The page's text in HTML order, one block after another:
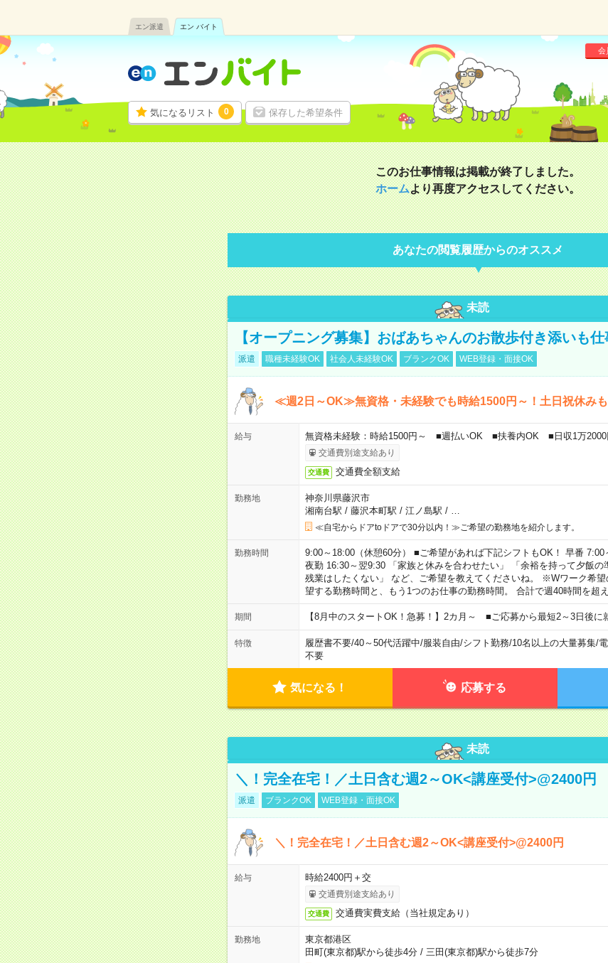
エン派遣 エン バイト
気になるリスト 0 保存した希望条件
会
このお仕事情報は掲載が終了しました。
ホームより再度アクセスしてください。
あなたの閲覧履歴からのオススメ
未読
【オープニング募集】おばあちゃんのお散歩付き添いも
派遣 職種未経験OK 社会人未経験OK ブランクOK WEB登録・面接OK
≪週2日～OK≫無資格・未経験でも時給1500円～！土日祝休みも
給与 無資格未経験：時給1500円～ ■週払いOK ■扶養内OK ■日収1万2000
交通費別途支給あり
交通費 交通費全額支給
勤務地
神奈川県藤沢市
湘南台駅 / 藤沢本町駅 / 江ノ島駅 / …
≪自宅からドアtoドアで30分以内！≫ご希望の勤務地を紹介します。
勤務時間
9:00～18:00（休憩60分） ■ご希望があれば下記シフトもOK！ 早番 7:00
夜勤 16:30～翌9:30 「家族と休みを合わせたい」 「余裕を持って夕飯の
残業はしたくない」 など、ご希望を教えてくださいね。 ※Wワーク希
望する勤務時間と、もう1つのお仕事の勤務時間。 合計で週40時間を超
期間 【8月中のスタートOK！急募！】2カ月～ ■ご応募から最短2～3日後に
特徴 履歴書不要/40～50代活躍中/服装自由/シフト勤務/10名以上の大量募集/
不要
気になる！ 応募する
未読
＼！完全在宅！／土日含む週2～OK<講座受付>@2400円
派遣 ブランクOK WEB登録・面接OK
＼！完全在宅！／土日含む週2～OK<講座受付>@2400円
給与 時給2400円＋交
交通費別途支給あり
交通費 交通費実費支給（当社規定あり）
勤務地
東京都港区
田町(東京都)駅から徒歩4分/ 三田(東京都)駅から徒歩7分